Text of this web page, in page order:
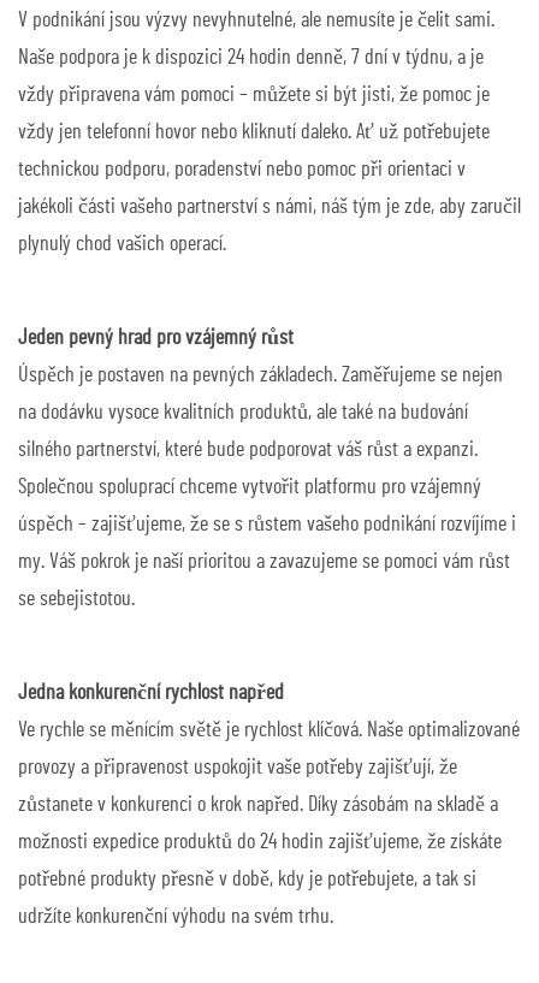
V podnikání jsou výzvy nevyhnutelné, ale nemusíte je čelit sami.
Naše podpora je k dispozici 24 hodin denně, 7 dní v týdnu, a je
vždy připravena vám pomoci – můžete si být jisti, že pomoc je
vždy jen telefonní hovor nebo kliknutí daleko. Ať už potřebujete
technickou podporu, poradenství nebo pomoc při orientaci v
jakékoli části vašeho partnerství s námi, náš tým je zde, aby zaručil
plynulý chod vašich operací.
Jeden pevný hrad pro vzájemný růst
Úspěch je postaven na pevných základech. Zaměřujeme se nejen
na dodávku vysoce kvalitních produktů, ale také na budování
silného partnerství, které bude podporovat váš růst a expanzi.
Společnou spoluprací chceme vytvořit platformu pro vzájemný
úspěch – zajišťujeme, že se s růstem vašeho podnikání rozvíjíme i
my. Váš pokrok je naší prioritou a zavazujeme se pomoci vám růst
se sebejistotou.
Jedna konkurenční rychlost napřed
Ve rychle se měnícím světě je rychlost klíčová. Naše optimalizované
provozy a připravenost uspokojit vaše potřeby zajišťují, že
zůstanete v konkurenci o krok napřed. Díky zásobám na skladě a
možnosti expedice produktů do 24 hodin zajišťujeme, že získáte
potřebné produkty přesně v době, kdy je potřebujete, a tak si
udržíte konkurenční výhodu na svém trhu.